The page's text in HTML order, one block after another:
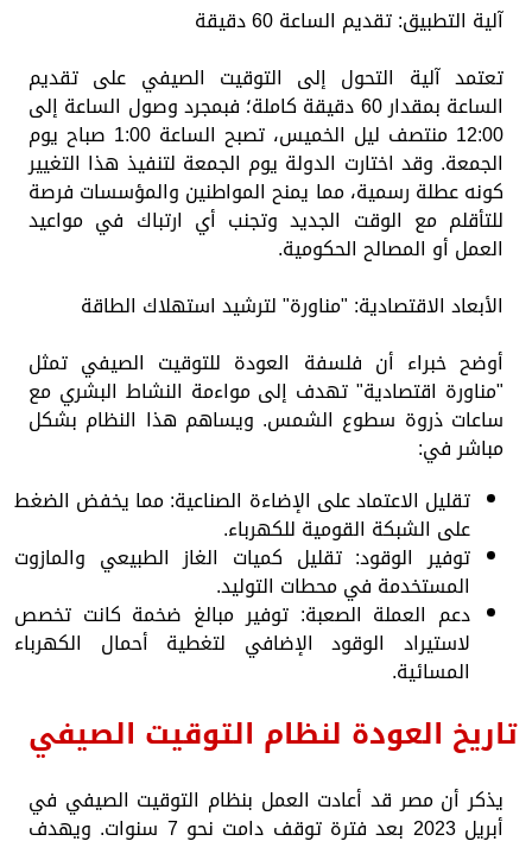
آلية التطبيق: تقديم الساعة 60 دقيقة
تعتمد آلية التحول إلى التوقيت الصيفي على تقديم
الساعة بمقدار 60 دقيقة كاملة؛ فبمجرد وصول الساعة إلى
12:00 منتصف ليل الخميس، تصبح الساعة 1:00 صباح يوم
الجمعة. وقد اختارت الدولة يوم الجمعة لتنفيذ هذا التغيير
كونه عطلة رسمية، مما يمنح المواطنين والمؤسسات فرصة
للتأقلم مع الوقت الجديد وتجنب أي ارتباك في مواعيد
العمل أو المصالح الحكومية.
الأبعاد الاقتصادية: "مناورة" لترشيد استهلاك الطاقة
أوضح خبراء أن فلسفة العودة للتوقيت الصيفي تمثل
"مناورة اقتصادية" تهدف إلى مواءمة النشاط البشري مع
ساعات ذروة سطوع الشمس. ويساهم هذا النظام بشكل
مباشر في:
تقليل الاعتماد على الإضاءة الصناعية: مما يخفض الضغط
على الشبكة القومية للكهرباء.
توفير الوقود: تقليل كميات الغاز الطبيعي والمازوت
المستخدمة في محطات التوليد.
دعم العملة الصعبة: توفير مبالغ ضخمة كانت تخصص
لاستيراد الوقود الإضافي لتغطية أحمال الكهرباء
المسائية.
تاريخ العودة لنظام التوقيت الصيفي
يذكر أن مصر قد أعادت العمل بنظام التوقيت الصيفي في
أبريل 2023 بعد فترة توقف دامت نحو 7 سنوات. ويهدف